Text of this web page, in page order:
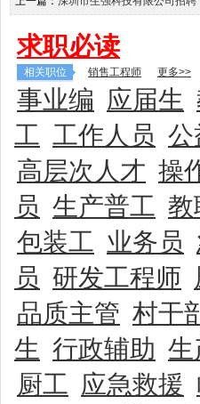
求职必读
相关职位 销售工程师 更多>>
事业编 应届生
工 工作人员 公
高层次人才 操
员 生产普工 教
包装工 业务员
员 研发工程师
品质主管 村干
生 行政辅助 生
厨工 应急救援